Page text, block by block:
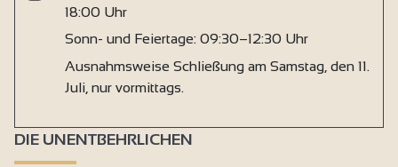
18:00 Uhr
Sonn- und Feiertage: 09:30–12:30 Uhr
Ausnahmsweise Schließung am Samstag, den 11.
Juli, nur vormittags.
DIE UNENTBEHRLICHEN